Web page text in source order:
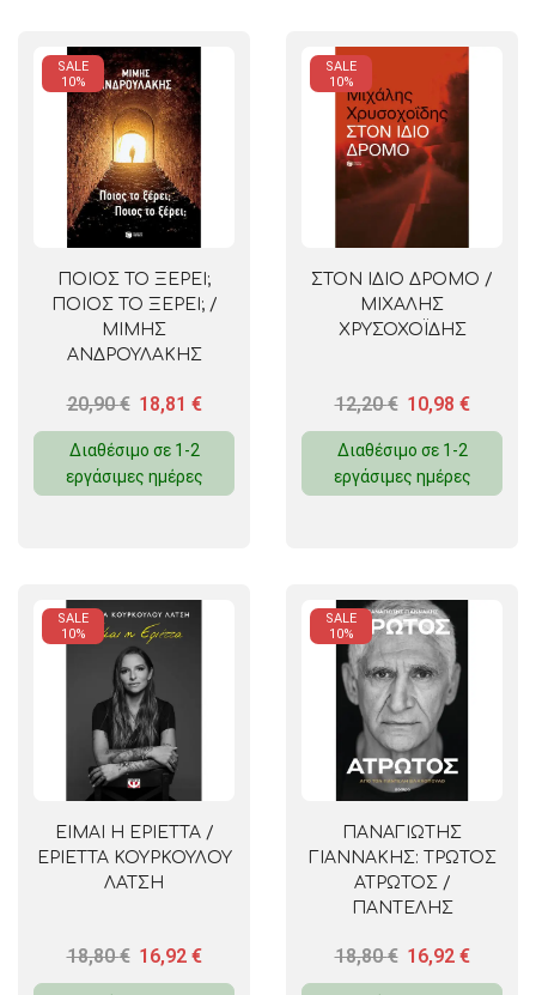
SALE
10%
ΠΟΙΟΣ ΤΟ ΞΕΡΕΙ;
ΠΟΙΟΣ ΤΟ ΞΕΡΕΙ; /
ΜΙΜΗΣ
ΑΝΔΡΟΥΛΑΚΗΣ
20,90€ 18,81 €
Διαθέσιμο σε 1-2
εργάσιμες ημέρες
SALE
10%
ΣΤΟΝ ΙΔΙΟ ΔΡΟΜΟ /
ΜΙΧΑΛΗΣ
ΧΡΥΣΟΧΟΪΔΗΣ
12,20€ 10,98 €
Διαθέσιμο σε 1-2
εργάσιμες ημέρες
SALE
10%
ΕΙΜΑΙ Η ΕΡΙΕΤΤΑ /
ΕΡΙΕΤΤΑ ΚΟΥΡΚΟΥΛΟΥ
ΛΑΤΣΗ
18,80€ 16,92 €
SALE
10%
ΠΑΝΑΓΙΩΤΗΣ
ΓΙΑΝΝΑΚΗΣ: ΤΡΩΤΟΣ
ΑΤΡΩΤΟΣ /
ΠΑΝΤΕΛΗΣ
18,80€ 16,92 €